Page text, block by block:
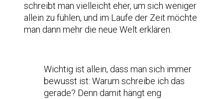
schreibt man vielleicht eher, um sich weniger
allein zu fühlen, und im Laufe der Zeit möchte
man dann mehr die neue Welt erklären.
Wichtig ist allein, dass man sich immer
bewusst ist: Warum schreibe ich das
gerade? Denn damit hängt eng